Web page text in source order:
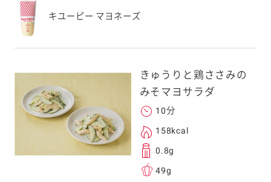
キユーピー マヨネーズ
きゅうりと鶏ささみの
みそマヨサラダ
10分
158kcal
0.8g
49g